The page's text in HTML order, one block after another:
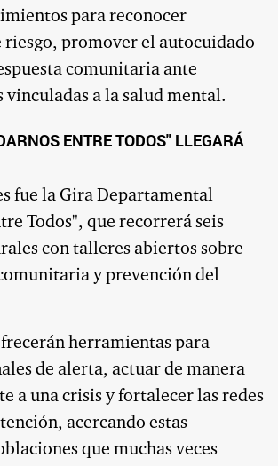
para reconocer
riesgo, promover el autocuidado
comunitaria ante
a la salud mental.
ENTRE TODOS" LLEGARÁ
fue la Gira Departamental
Todos", que recorrerá seis
con talleres abiertos sobre
y prevención del
herramientas para
de alerta, actuar de manera
a una crisis y fortalecer las redes
acercando estas
que muchas veces